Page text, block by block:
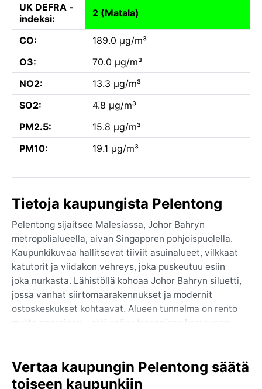
UK DEFRA -
indeksi:
2 (Matala)
CO:
189.0 µg/m³
O3:
70.0 µg/m³
NO2:
13.3 µg/m³
SO2:
4.8 µg/m³
PM2.5:
15.8 µg/m³
PM10:
19.1 µg/m³
Tietoja kaupungista Pelentong
Pelentong sijaitsee Malesiassa, Johor Bahryn
metropolialueella, aivan Singaporen pohjoispuolella.
Kaupunkikuvaa hallitsevat tiiviit asuinalueet, vilkkaat
katutorit ja viidakon vehreys, joka puskeutuu esiin
joka nurkasta. Lähistöllä kohoaa Johor Bahryn siluetti,
jossa vanhat siirtomaarakennukset ja modernit
ostoskeskukset kohtaavat. Alueen tunnelma on rento
mutta energinen – arki soljuu trooppisen kosteuden
on osa Malakan niemimaan eteläkärkeä, ja läheiset
sademetsät puskuroivat kaupunkia luonnon äänillä.
Vertaa kaupungin Pelentong säätä
toiseen kaupunkiin